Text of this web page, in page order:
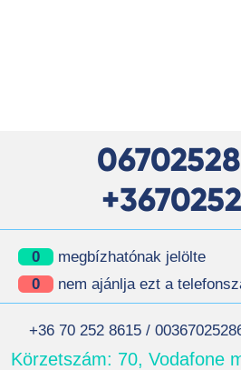
0
megbízhatónak jelölte
0
nem ajánlja ezt a
+36 70 252 8615 /
Körzetszám: 70, Vodafone